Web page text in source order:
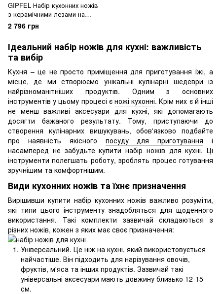
GIPFEL Набір кухонних ножів
з керамічними лезами на
підставці з 5 пр. 8481 GIPFEL
2 796 грн
Ідеальний набір ножів для кухні: важливість
та вибір
Кухня – це не просто приміщення для приготування їжі, а
місце, де ми створюємо унікальні кулінарні шедеври із
найрізноманітніших продуктів. Одним з основних
інструментів у цьому процесі є ножі кухонні. Крім них є й інші
не менш важливіаксесуари для кухні, які допомагають
досягти бажаного результату. Тому, приступаючи до
створення кулінарних вишукувань, обов'язково подбайте
про наявність якісного посуду для приготування і
насамперед не забудьте купити набір ножів для кухні. Ці
інструменти полегшать роботу, зроблять процес готування
зручнішим та комфортнішим.
Види кухонних ножів та їхнє призначення
Вирішивши купити набір кухонних ножів важливо розуміти,
які типи цього інструменту знадобляться для щоденного
використання. Такі комплекти зазвичай складаються з
різних ножів, кожен з яких має своє призначення:
Універсальний. Це ніж на кухні, який використовується
найчастіше. Він підходить для нарізування овочів,
фруктів, м'яса та інших продуктів. Зазвичай такі
універсальні аксесуари мають довжину близько 12-15
см.